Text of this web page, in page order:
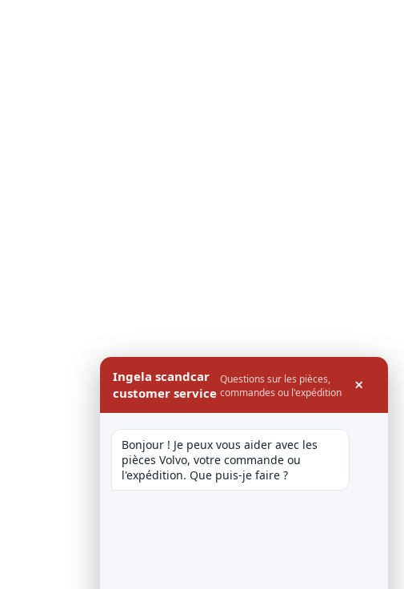
Ingela scandcar
customer service
Questions sur les pièces,
commandes ou l'expédition
×
Bonjour ! Je peux vous aider avec les
pièces Volvo, votre commande ou
l'expédition. Que puis-je faire ?